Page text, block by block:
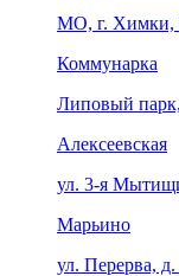
МО, г. Химки,
Коммунарка
Липовый
Алексеевская
ул. 3-я
Марьино
ул. Перерва, д.